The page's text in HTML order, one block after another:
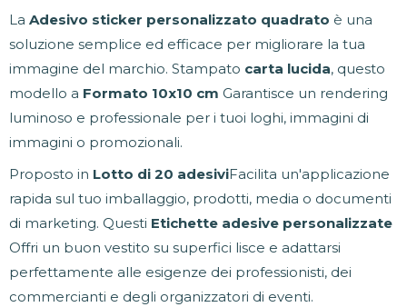
La Adesivo sticker personalizzato quadrato è una
soluzione semplice ed efficace per migliorare la tua
immagine del marchio. Stampato carta lucida, questo
modello a Formato 10x10 cm Garantisce un rendering
luminoso e professionale per i tuoi loghi, immagini di
immagini o promozionali.
Proposto in Lotto di 20 adesiviFacilita un'applicazione
rapida sul tuo imballaggio, prodotti, media o documenti
di marketing. Questi Etichette adesive personalizzate
Offri un buon vestito su superfici lisce e adattarsi
perfettamente alle esigenze dei professionisti, dei
commercianti e degli organizzatori di eventi.